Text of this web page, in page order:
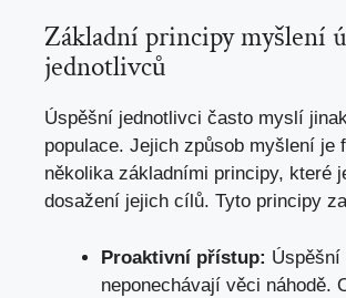
Základní principy myšlení
jednotlivců
Úspěšní jednotlivci často myslí
populace. Jejich způsob myšlení je
několika základními principy, které
dosažení jejich cílů. Tyto principy
Proaktivní přístup: Úspěšní
neponechávají věci náhodě.